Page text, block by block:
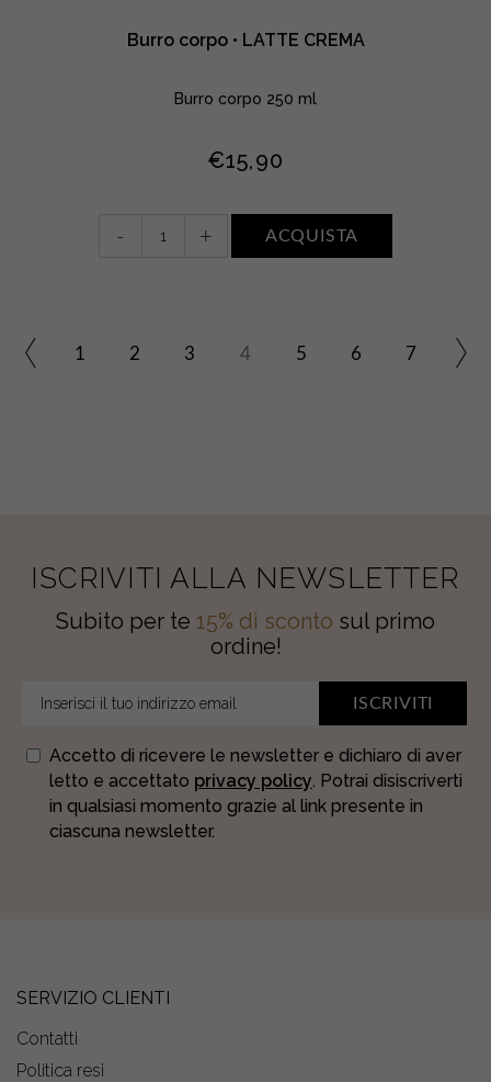
Burro corpo • LATTE CREMA
Burro corpo 250 ml
€15,90
quantity
- + ACQUISTA
1 2 3 4 5 6 7
ISCRIVITI ALLA NEWSLETTER
Subito per te 15% di sconto sul primo
ordine!
ISCRIVITI
Accetto di ricevere le newsletter e dichiaro di aver
letto e accettato privacy policy. Potrai disiscriverti
in qualsiasi momento grazie al link presente in
ciascuna newsletter.
SERVIZIO CLIENTI
Contatti
Politica resi